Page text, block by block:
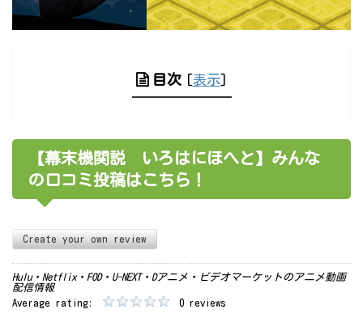
目次 [表示]
【幕末機関説 いろはにほへと】みんな
の口コミ投稿はこちら！
Create your own review
Hulu・Netflix・FOD・U-NEXT・Dアニメ・ビデオマーケットのアニメ動画
配信情報
Average rating:
0 reviews